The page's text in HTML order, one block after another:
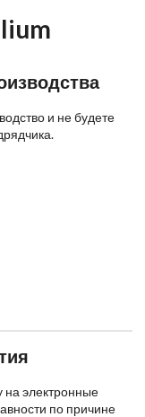
и не будете
на электронные
по причине